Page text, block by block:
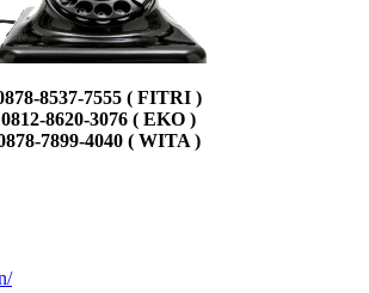
8537-7555 ( FITRI )
0812-8620-3076 ( EKO )
7899-4040 ( WITA )